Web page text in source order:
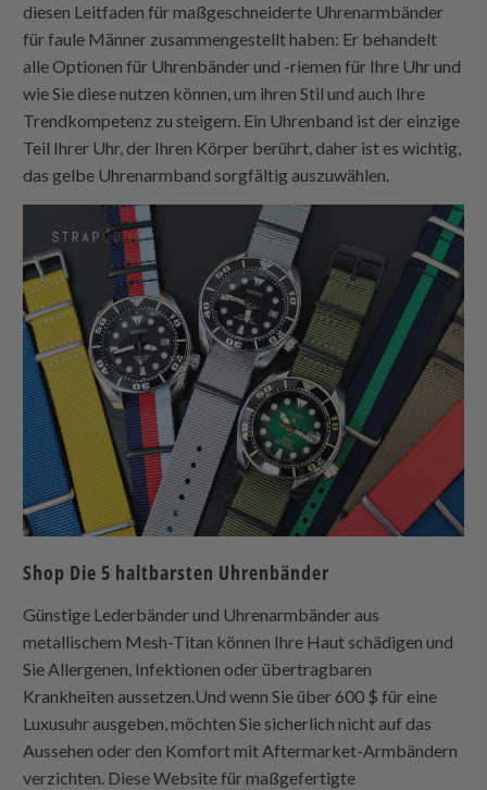
diesen Leitfaden für maßgeschneiderte Uhrenarmbänder
für faule Männer zusammengestellt haben: Er behandelt
alle Optionen für Uhrenbänder und -riemen für Ihre Uhr und
wie Sie diese nutzen können, um ihren Stil und auch Ihre
Trendkompetenz zu steigern. Ein Uhrenband ist der einzige
Teil Ihrer Uhr, der Ihren Körper berührt, daher ist es wichtig,
das gelbe Uhrenarmband sorgfältig auszuwählen.
Shop Die 5 haltbarsten Uhrenbänder
Günstige Lederbänder und Uhrenarmbänder aus
metallischem Mesh-Titan können Ihre Haut schädigen und
Sie Allergenen, Infektionen oder übertragbaren
Krankheiten aussetzen.Und wenn Sie über 600 $ für eine
Luxusuhr ausgeben, möchten Sie sicherlich nicht auf das
Aussehen oder den Komfort mit Aftermarket-Armbändern
verzichten. Diese Website für maßgefertigte